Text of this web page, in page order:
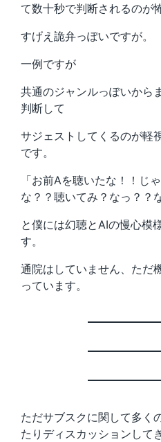
て数十秒で判断されるのが
すげえ詭弁っぽいですが。
一例ですが
共通のジャンルっぽいから
判断して
サジェストしてくるのが軽
です。
「お前Aを聴いたな！！じ
な？？聴いてみ？なっ？？
と僕には幻聴とAIの慢心模
す。
通院はしていません、ただ
っています。
ただサブスクに関して多く
たりディスカッションして